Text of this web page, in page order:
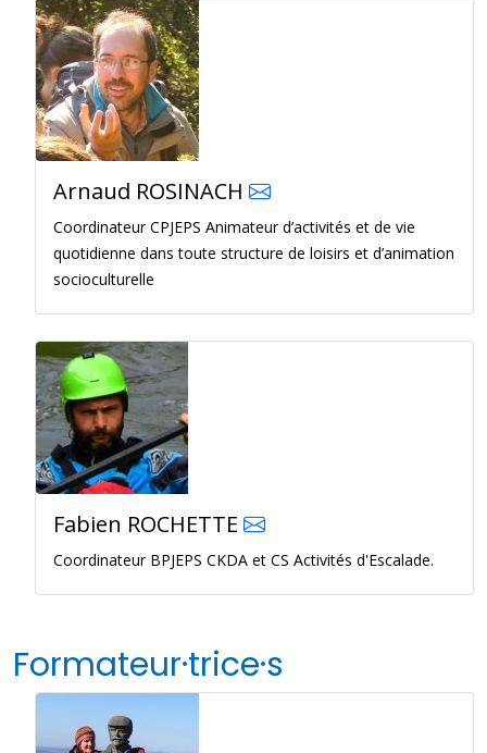
Arnaud ROSINACH
Coordinateur CPJEPS Animateur d’activités et de vie
quotidienne dans toute structure de loisirs et d’animation
socioculturelle
Fabien ROCHETTE
Coordinateur BPJEPS CKDA et CS Activités d'Escalade.
Formateur·trice·s